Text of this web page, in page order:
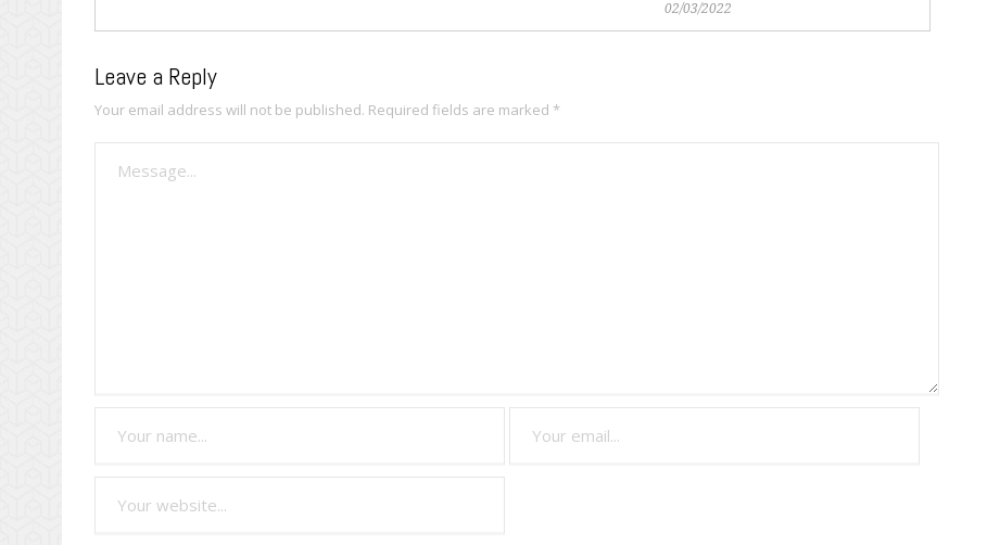
02/03/2022
Leave a Reply
Your email address will not be published. Required fields are marked *